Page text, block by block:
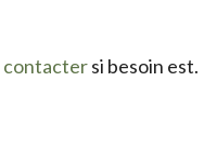
contactersi besoin est.